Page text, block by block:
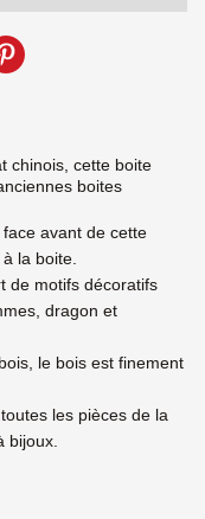
chinois, cette boite
boites
avant de cette
la boite.
de motifs décoratifs
dragon et
le bois est finement
les pièces de la
bijoux.